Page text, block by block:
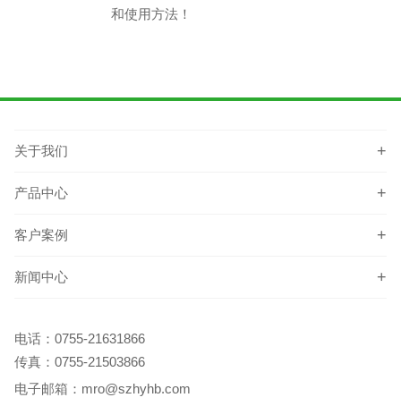
和使用方法！
关于我们
产品中心
客户案例
新闻中心
电话： 0755-21631866
传真：0755-21503866
电子邮箱： mro@szhyhb.com